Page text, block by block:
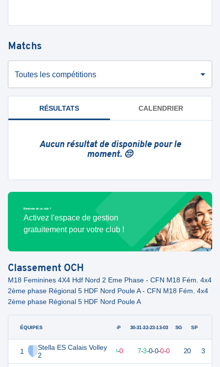
Matchs
Toutes les compétitions
RÉSULTATS CALENDRIER
Aucun résultat de disponible pour le
moment. 😔
Bénévole de ce club ?
Activez l'espace de gestion
gratuitement pour votre club !
Classement OCH
M18 Feminines 4X4 Hdf Nord 2 Eme Phase - CFN M18 Fém. 4x4
2ème phase Régional 5 HDF Nord Poule A - CFN M18 Fém. 4x4
2ème phase Régional 5 HDF Nord Poule A
ÉQUIPES
1
Stella ES Calais Volley
2
G-P 30-31-32-23-13-03 SG SP
27 10 10-0 7-3-0-0-0-0 20 3